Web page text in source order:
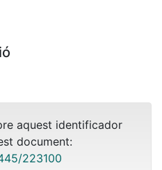
aquest identificador
document:
223100